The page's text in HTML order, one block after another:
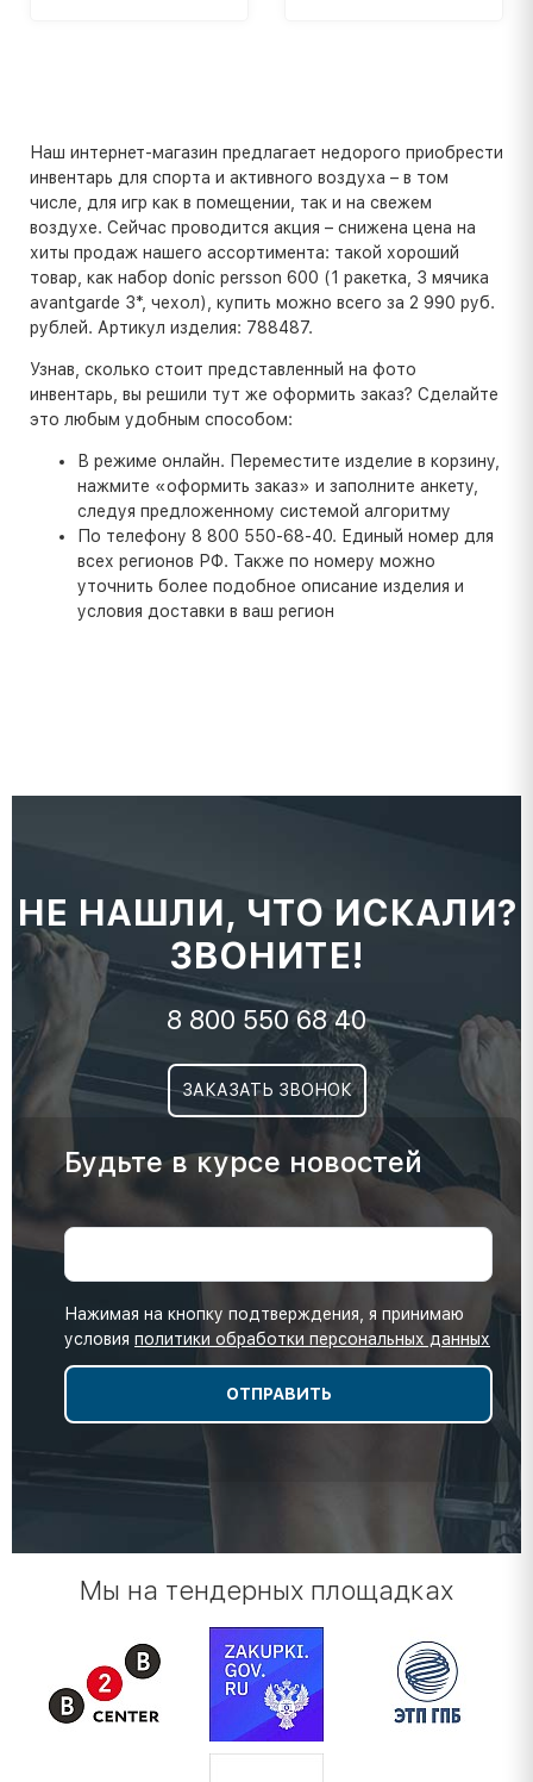
Наш интернет-магазин предлагает недорого приобрести
инвентарь для спорта и активного воздуха – в том
числе, для игр как в помещении, так и на свежем
воздухе. Сейчас проводится акция – снижена цена на
хиты продаж нашего ассортимента: такой хороший
товар, как набор donic persson 600 (1 ракетка, 3 мячика
avantgarde 3*, чехол), купить можно всего за 2 990 руб.
рублей. Артикул изделия: 788487.
Узнав, сколько стоит представленный на фото
инвентарь, вы решили тут же оформить заказ? Сделайте
это любым удобным способом:
В режиме онлайн. Переместите изделие в корзину,
нажмите «оформить заказ» и заполните анкету,
следуя предложенному системой алгоритму
По телефону 8 800 550-68-40. Единый номер для
всех регионов РФ. Также по номеру можно
уточнить более подобное описание изделия и
условия доставки в ваш регион
НЕ НАШЛИ, ЧТО ИСКАЛИ?
ЗВОНИТЕ!
8 800 550 68 40
ЗАКАЗАТЬ ЗВОНОК
Будьте в курсе новостей
Нажимая на кнопку подтверждения, я принимаю
условия политики обработки персональных данных
Мы на тендерных площадках